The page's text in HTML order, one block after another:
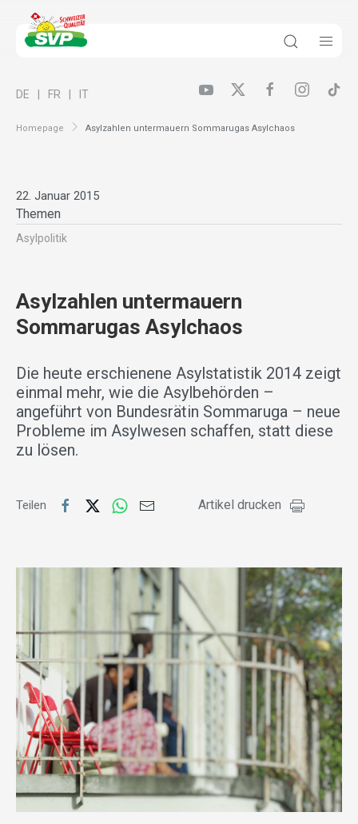
Homepage Asylzahlen untermauern Sommarugas Asylchaos
DE FR IT
22. Januar 2015
Themen
Asylpolitik
Asylzahlen untermauern
Sommarugas Asylchaos
Die heute erschienene Asylstatistik 2014 zeigt
einmal mehr, wie die Asylbehörden –
angeführt von Bundesrätin Sommaruga – neue
Probleme im Asylwesen schaffen, statt diese
zu lösen.
Teilen Artikel drucken